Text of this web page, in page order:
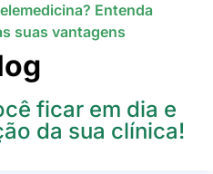
Entenda
suas vantagens
ficar em dia e
da sua clínica!